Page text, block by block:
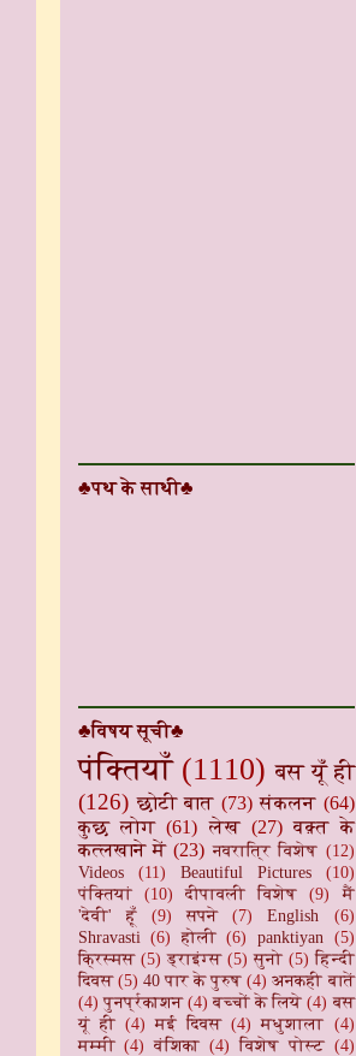
♣पथ के साथी♣
♣विषय सूची♣
पंक्तियाँ (1110) बस यूँ ही
(126) छोटी बात (73) संकलन (64)
कुछ लोग (61) लेख (27) वक़्त के
कत्लखाने में (23) नवरात्रि विशेष (12)
Videos
(11) Beautiful Pictures
(10)
पंक्तियां
(10) दीपावली विशेष (9)
मैं
'देवी' हूँ
(9) सपने (7) English
(6)
Shravasti (6) होली (6) panktiyan
(5)
क्रिस्मस (5) ड्राइंग्स (5) सुनो (5) हिन्दी
दिवस (5) 40 पार के पुरुष (4) अनकही बातें
(4) पुनर्प्रकाशन (4) बच्चों के लिये (4) बस
यूं ही (4) मई दिवस (4) मधुशाला (4)
मम्मी (4) वंशिका (4) विशेष पोस्ट (4)